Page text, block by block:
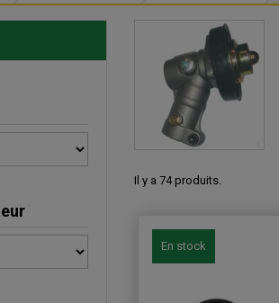
Il y a 74 produits.
En stock